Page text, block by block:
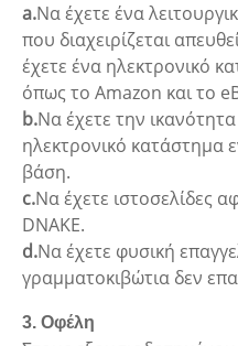
a.Να έχετε ένα
που διαχειρίζεται
έχετε ένα ηλεκτρονικό
όπως το Amazon και το
b.Να έχετε την
ηλεκτρονικό κατάστημα
βάση.
c.Να έχετε ιστοσελίδες
DNAKE.
d.Να έχετε φυσική
γραμματοκιβώτια δεν
3. Οφέλη